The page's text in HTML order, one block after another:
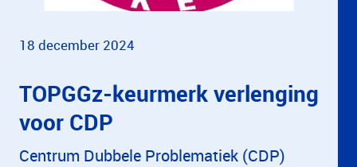
18 december 2024
TOPGGz-keurmerk verlenging
voor CDP
Centrum Dubbele Problematiek (CDP)